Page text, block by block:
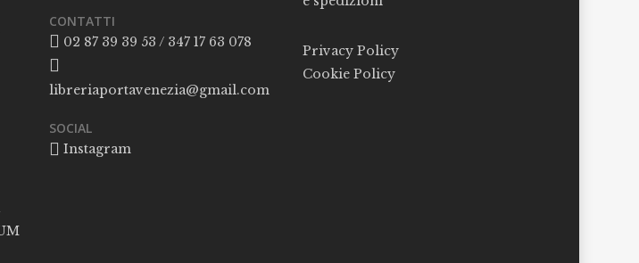
CONTATTI
02 87 39 39 53 / 347 17 63 078
libreriaportavenezia@gmail.com
SOCIAL
Instagram
Privacy Policy
Cookie Policy